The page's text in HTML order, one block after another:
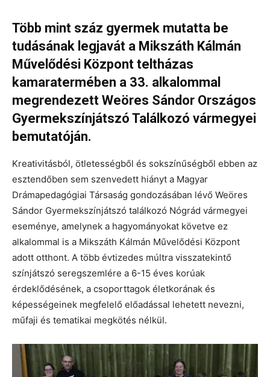
Több mint száz gyermek mutatta be
tudásának legjavát a Mikszáth Kálmán
Művelődési Központ teltházas
kamaratermében a 33. alkalommal
megrendezett Weöres Sándor Országos
Gyermekszínjátszó Találkozó vármegyei
bemutatóján.
Kreativitásból, ötletességből és sokszínűségből ebben az
esztendőben sem szenvedett hiányt a Magyar
Drámapedagógiai Társaság gondozásában lévő Weöres
Sándor Gyermekszínjátszó találkozó Nógrád vármegyei
eseménye, amelynek a hagyományokat követve ez
alkalommal is a Mikszáth Kálmán Művelődési Központ
adott otthont. A több évtizedes múltra visszatekintő
színjátszó seregszemlére a 6-15 éves korúak
érdeklődésének, a csoporttagok életkorának és
képességeinek megfelelő előadással lehetett nevezni,
műfaji és tematikai megkötés nélkül.